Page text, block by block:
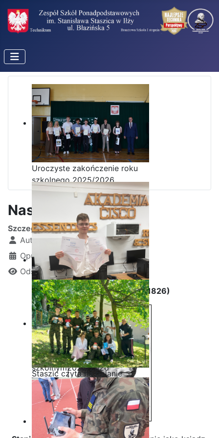
Uroczyste zakończenie roku
szkolnego 2025/2026
Ostatnia garść certyfikatów
Akademii CISCO w roku
szkolnym2025/2026
Staszic czyta na polanie
Nasz patron
Szczegóły
Autor:
Kamil Krosta
Opublikowano: 14 grudzień 2022
Odsłon: 4488
Stanisław Staszic (1755 - 1826)